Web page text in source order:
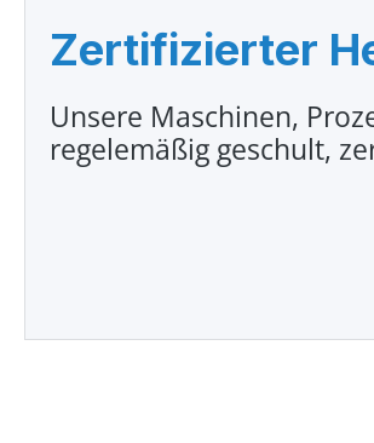
Zertifizierter
Unsere Maschinen,
regelemäßig geschult,